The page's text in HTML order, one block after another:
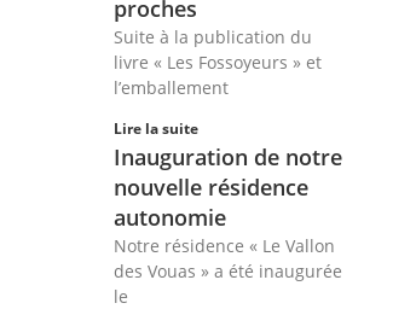
proches
Suite à la publication du
livre « Les Fossoyeurs » et
l’emballement
Lire la suite
Inauguration de notre
nouvelle résidence
autonomie
Notre résidence « Le Vallon
des Vouas » a été inaugurée
le